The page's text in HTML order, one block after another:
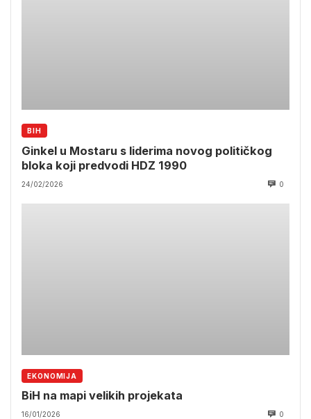
BIH
Ginkel u Mostaru s liderima novog političkog
bloka koji predvodi HDZ 1990
24/02/2026 0
EKONOMIJA
BiH na mapi velikih projekata
16/01/2026 0